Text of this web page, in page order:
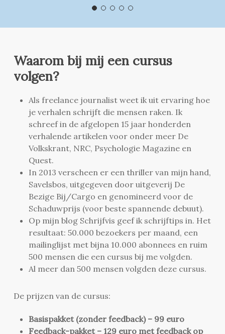
Waarom bij mij een cursus
volgen?
Als freelance journalist weet ik uit ervaring hoe
je verhalen schrijft die mensen raken. Ik
schreef in de afgelopen 15 jaar honderden
verhalende artikelen voor onder meer De
Volkskrant, NRC, Psychologie Magazine en
Quest.
In 2013 verscheen er een thriller van mijn hand,
Savelsbos, uitgegeven door uitgeverij De
Bezige Bij/Cargo en genomineerd voor de
Schaduwprijs (voor beste spannende debuut).
Op mijn blog Schrijfvis geef ik schrijftips in. Het
resultaat: 50.000 bezoekers per maand, een
mailinglijst met bijna 10.000 abonnees en ruim
500 mensen die een cursus bij me volgden.
Al meer dan 500 mensen volgden deze cursus.
De prijzen van de cursus:
Basispakket (zonder feedback) – 99 euro
Feedback-pakket – 129 euro met feedback op